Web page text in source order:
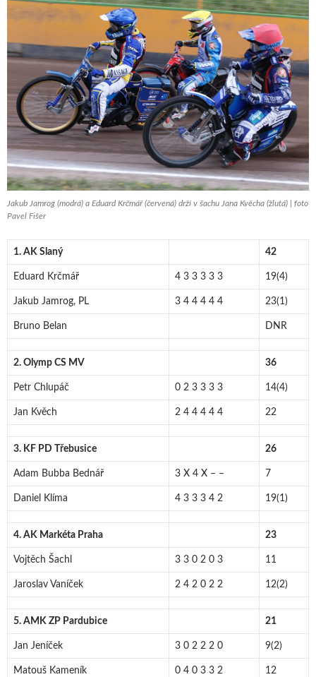
Jakub Jamrog (modrá) a Eduard Krčmář (červená) drží v šachu Jana Kvěcha (žlutá) | foto
Pavel Fišer
1. AK Slaný 42
Eduard Krčmář 4 3 3 3 3 3 19(4)
Jakub Jamrog, PL 3 4 4 4 4 4 23(1)
Bruno Belan DNR
2. Olymp CS MV 36
Petr Chlupáč 0 2 3 3 3 3 14(4)
Jan Kvěch 2 4 4 4 4 4 22
3. KF PD Třebusice 26
Adam Bubba Bednář 3 X 4 X – – 7
Daniel Klíma 4 3 3 3 4 2 19(1)
4. AK Markéta Praha 23
Vojtěch Šachl 3 3 0 2 0 3 11
Jaroslav Vaníček 2 4 2 0 2 2 12(2)
5. AMK ZP Pardubice 21
Jan Jeníček 3 0 2 2 2 0 9(2)
Matouš Kameník 0 4 0 3 3 2 12